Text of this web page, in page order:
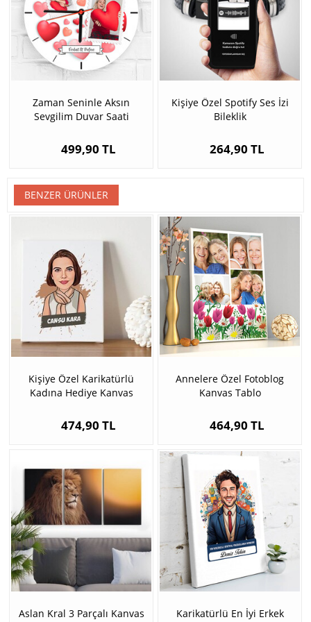
Zaman Seninle Aksın
Sevgilim Duvar Saati
499,90 TL
Kişiye Özel Spotify Ses İzi
Bileklik
264,90 TL
BENZER ÜRÜNLER
Kişiye Özel Karikatürlü
Kadına Hediye Kanvas
474,90 TL
Annelere Özel Fotoblog
Kanvas Tablo
464,90 TL
Aslan Kral 3 Parçalı Kanvas
Karikatürlü En İyi Erkek